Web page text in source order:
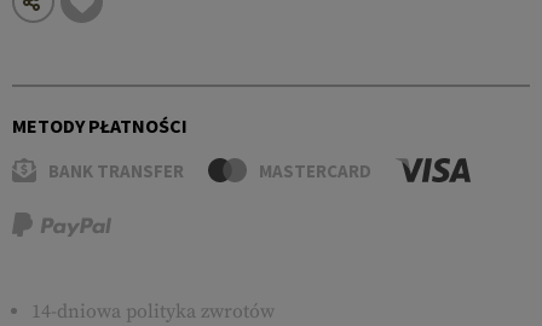
METODY PŁATNOŚCI
BANK TRANSFER MASTERCARD
14-dniowa polityka zwrotów